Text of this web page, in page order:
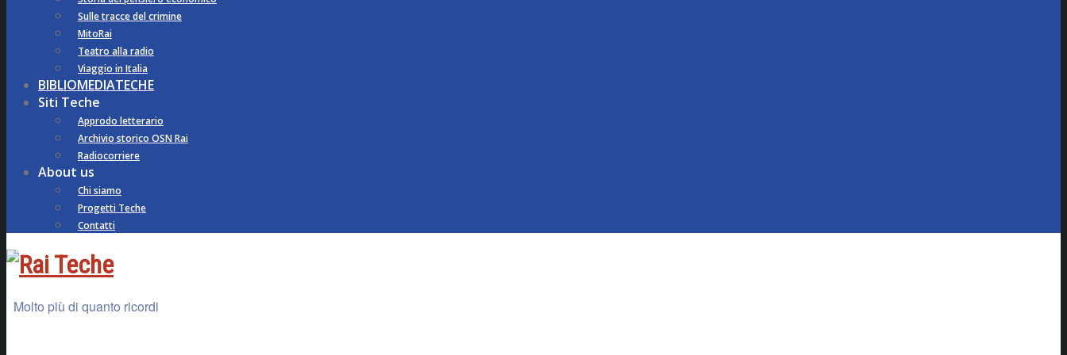
Sulle tracce del crimine
MitoRai
Teatro alla radio
Viaggio in Italia
BIBLIOMEDIATECHE
Siti Teche
Approdo letterario
Archivio storico OSN Rai
Radiocorriere
About us
Chi siamo
Progetti Teche
Contatti
Molto più di quanto ricordi